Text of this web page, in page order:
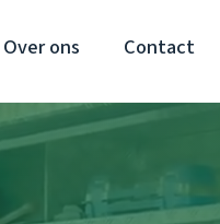
Over ons Contact